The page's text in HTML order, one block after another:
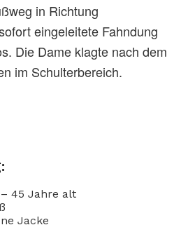
in Richtung
eingeleitete Fahndung
Die Dame klagte nach dem
im Schulterbereich.
45 Jahre alt
Jacke